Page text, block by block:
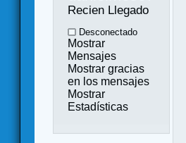
Recien Llegado
Desconectado
Mostrar
Mensajes
Mostrar gracias
en los mensajes
Mostrar
Estadísticas